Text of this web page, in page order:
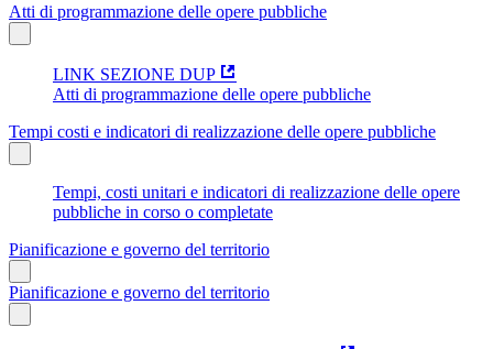
Atti di programmazione delle opere pubbliche
LINK SEZIONE DUP
Atti di programmazione delle opere pubbliche
Tempi costi e indicatori di realizzazione delle opere pubbliche
Tempi, costi unitari e indicatori di realizzazione delle opere
pubbliche in corso o completate
Pianificazione e governo del territorio
Pianificazione e governo del territorio